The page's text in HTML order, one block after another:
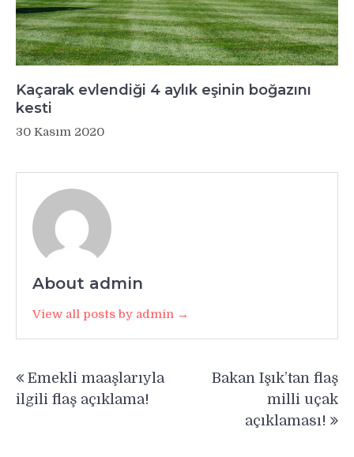
Kaçarak evlendiği 4 aylık eşinin boğazını
kesti
30 Kasım 2020
About admin
View all posts by admin →
gezinmesi
Emekli maaşlarıyla
ilgili flaş açıklama!
Bakan Işık’tan flaş
milli uçak
açıklaması!